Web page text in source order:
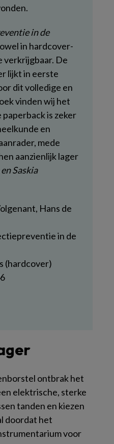
in de
in hardcover-
verkrijgbaar. De
lijkt in eerste
dit volledige en
vinden wij het
is zeker
en
mede
aanzienlijk lager
Saskia
Hans de
in de
(hardcover)
ontbrak het
elektrische, sterke
tanden en kiezen
doordat het
voor